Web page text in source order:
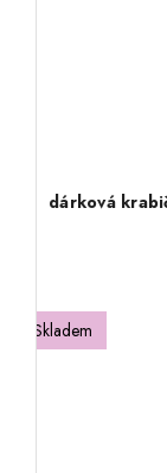
dárková
Skladem